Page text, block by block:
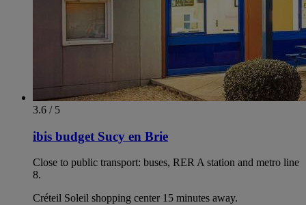
3.6 / 5
ibis budget Sucy en Brie
Close to public transport: buses, RER A station and metro line
8.
Créteil Soleil shopping center 15 minutes away.